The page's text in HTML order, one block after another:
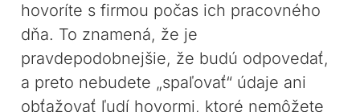
hovoríte s firmou počas ich pracovného
dňa. To znamená, že je
pravdepodobnejšie, že budú odpovedať,
a preto nebudete „spaľovať“ údaje ani
obťažovať ľudí hovormi, ktoré nemôžete